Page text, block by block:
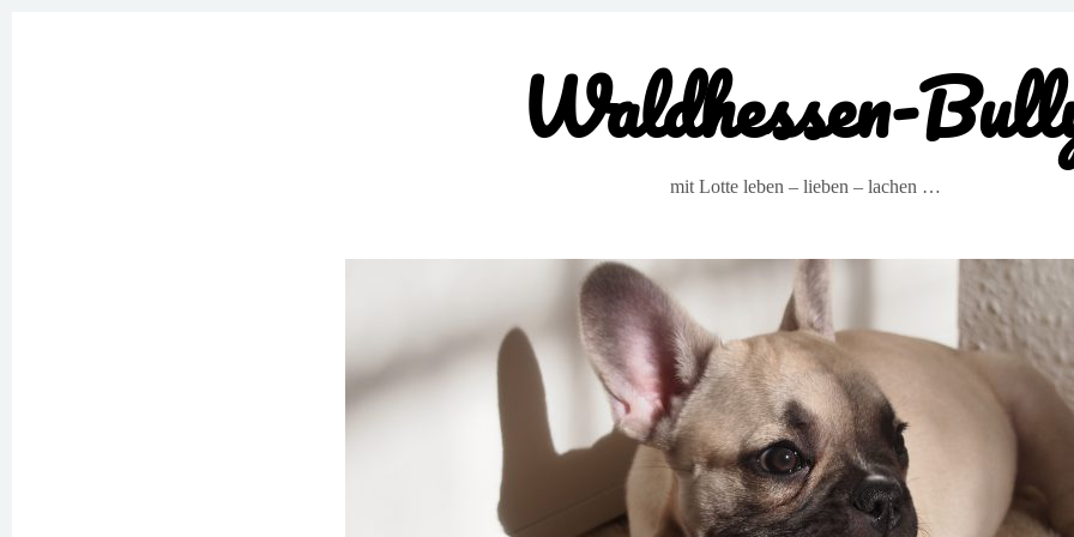
Waldhessen-
mit Lotte leben – lieben – lachen …